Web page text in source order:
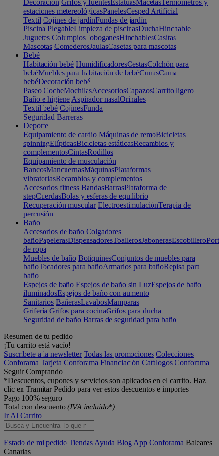
Decoración Grifos y fuentesEstatuasMacetasTermómetros y
estaciones metereológicasPanelesCesped Artificial
Textil Cojines de jardínFundas de jardín
Piscina PlegableLimpieza de piscinasDuchaHinchable
Juguetes ColumpiosToboganesHinchablesCasitas
Mascotas ComederosJaulasCasetas para mascotas
Bebé
Habitación bebé HumidificadoresCestasColchón para
bebéMuebles para habitación de bebéCunasCama
bebéDecoración bebé
Paseo CocheMochilasAccesoriosCapazosCarrito ligero
Baño e higiene Aspirador nasalOrinales
Textil bebé CojinesFunda
Seguridad Barreras
Deporte
Equipamiento de cardio Máquinas de remoBicicletas
spinningElípticasBicicletas estáticasRecambios y
complementosCintasRodillos
Equipamiento de musculación
BancosMancuernasMáquinasPlataformas
vibratoriasRecambios y complementos
Accesorios fitness BandasBarrasPlataforma de
stepCuerdasBolas y esferas de equilibrio
Recuperación muscular ElectroestimulaciónTerapia de
percusión
Baño
Accesorios de baño Colgadores
bañoPapelerasDispensadoresToallerosJabonerasEscobillero
de ropa
Muebles de baño BotiquinesConjuntos de muebles para
bañoTocadores para bañoArmarios para bañoRepisa para
baño
Espejos de baño Espejos de baño sin LuzEspejos de baño
iluminadosEspejos de baño con aumento
Sanitarios BañerasLavabosMamparas
Grifería Grifos para cocinaGrifos para ducha
Seguridad de baño Barras de seguridad para baño
Resumen de tu pedido
¡Tu carrito está vacío!
Suscríbete a la newsletter Todas las promociones Colecciones
Conforama Tarjeta Conforama Financiación Catálogos Conforama
Seguir Comprando
*Descuentos, cupones y servicios son aplicados en el carrito. Haz
clic en Tramitar Pedido para ver estos descuentos e importes
Pago 100% seguro
Total con descuento (IVA incluido*)
Ir Al Carrito
Estado de mi pedido Tiendas Ayuda Blog App Conforama Baleares
Canarias